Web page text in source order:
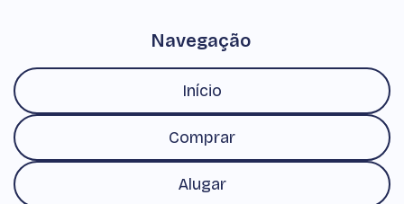
Navegação
Início
Comprar
Alugar